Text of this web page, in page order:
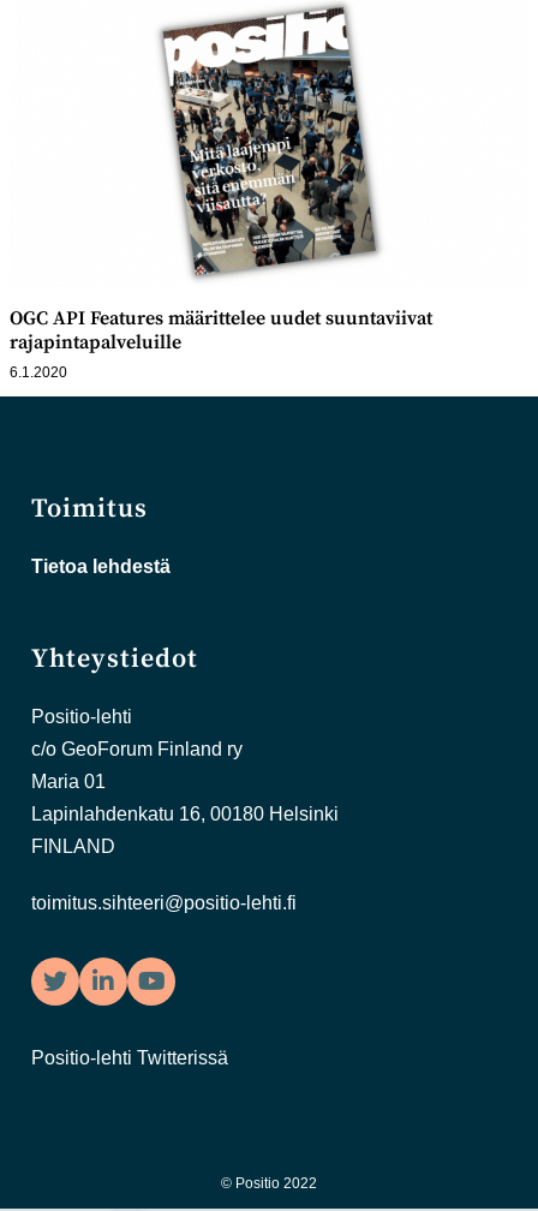
OGC API Features määrittelee uudet suuntaviivat
rajapintapalveluille
6.1.2020
Toimitus
Tietoa lehdestä
Yhteystiedot
Positio-lehti
c/o GeoForum Finland ry
Maria 01
Lapinlahdenkatu 16, 00180 Helsinki
FINLAND
toimitus.sihteeri@positio-lehti.fi
TwitterLinkedInYouTube
Positio-lehti Twitterissä
© Positio 2022